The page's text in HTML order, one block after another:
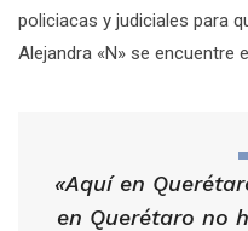
policiacas y judiciales para
Alejandra «N» se encuentre
«Aquí en
en Querétaro no